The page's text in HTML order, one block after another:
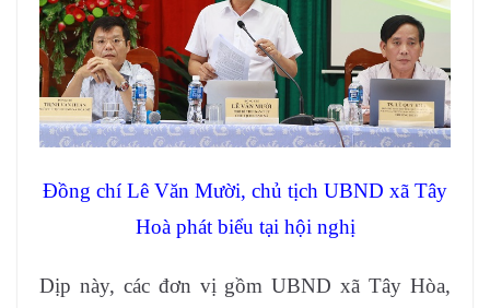
Đồng chí Lê Văn Mười, chủ tịch UBND xã Tây
Hoà phát biểu tại hội nghị
Dịp này, các đơn vị gồm UBND xã Tây Hòa,